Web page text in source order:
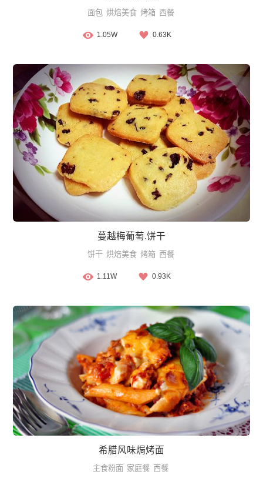
面包 烘焙美食 烤箱 西餐
1.05W 0.63K
蔓越梅葡萄.饼干
饼干 烘焙美食 烤箱 西餐
1.11W 0.93K
希腊风味焗烤面
主食粉面 家庭餐 西餐